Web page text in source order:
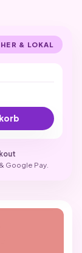
& LOKAL
Google Pay.